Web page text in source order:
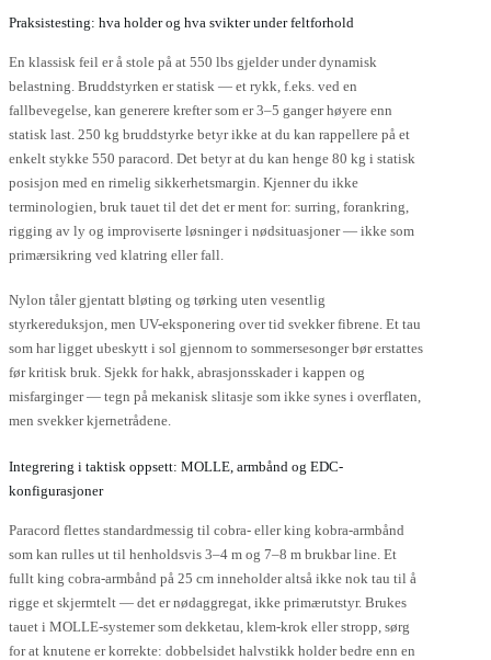
Praksistesting: hva holder og hva svikter under feltforhold
En klassisk feil er å stole på at 550 lbs gjelder under dynamisk
belastning. Bruddstyrken er statisk — et rykk, f.eks. ved en
fallbevegelse, kan generere krefter som er 3–5 ganger høyere enn
statisk last. 250 kg bruddstyrke betyr ikke at du kan rappellere på et
enkelt stykke 550 paracord. Det betyr at du kan henge 80 kg i statisk
posisjon med en rimelig sikkerhetsmargin. Kjenner du ikke
terminologien, bruk tauet til det det er ment for: surring, forankring,
rigging av ly og improviserte løsninger i nødsituasjoner — ikke som
primærsikring ved klatring eller fall.
Nylon tåler gjentatt bløting og tørking uten vesentlig
styrkereduksjon, men UV-eksponering over tid svekker fibrene. Et tau
som har ligget ubeskytt i sol gjennom to sommersesonger bør erstattes
før kritisk bruk. Sjekk for hakk, abrasjonsskader i kappen og
misfarginger — tegn på mekanisk slitasje som ikke synes i overflaten,
men svekker kjernetrådene.
Integrering i taktisk oppsett: MOLLE, armbånd og EDC-
konfigurasjoner
Paracord flettes standardmessig til cobra- eller king kobra-armbånd
som kan rulles ut til henholdsvis 3–4 m og 7–8 m brukbar line. Et
fullt king cobra-armbånd på 25 cm inneholder altså ikke nok tau til å
rigge et skjermtelt — det er nødaggregat, ikke primærutstyr. Brukes
tauet i MOLLE-systemer som dekketau, klem-krok eller stropp, sørg
for at knutene er korrekte: dobbelsidet halvstikk holder bedre enn en